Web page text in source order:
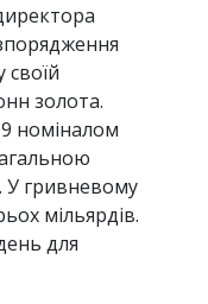
золота.
номіналом
У гривневому
мільярдів.
для